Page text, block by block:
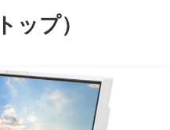
ップ）